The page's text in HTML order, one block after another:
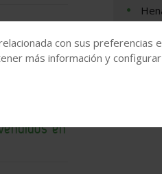
en
con sus preferencias
más información y